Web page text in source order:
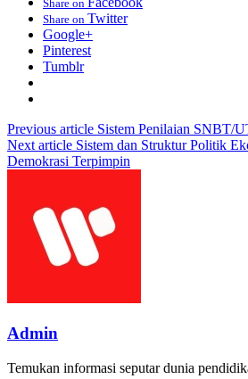
Share on
Share on Twitter
Google+
Pinterest
Tumblr
Previous article Sistem Penilaian SNBT/
Next article Sistem dan Struktur Politik
Demokrasi Terpimpin
Admin
Temukan informasi seputar dunia